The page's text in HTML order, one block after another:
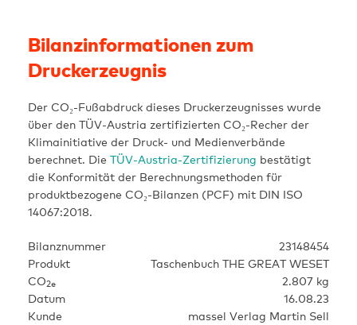
contentBilanzinformationen zum
Druckerzeugnis
Der CO₂-Fußabdruck dieses Druckerzeugnisses wurde
über den TÜV-Austria zertifizierten CO₂-Recher der
Klimainitiative der Druck- und Medienverbände
berechnet. Die TÜV-Austria-Zertifizierung bestätigt
die Konformität der Berechnungsmethoden für
produktbezogene CO₂-Bilanzen (PCF) mit DIN ISO
14067:2018.
Bilanznummer
23148454
Produkt
Taschenbuch THE GREAT WESET
CO2e
2.807 kg
Datum
16.08.23
Kunde
massel Verlag Martin Sell